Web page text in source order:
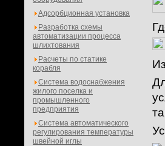
Адсорбционная установка
Разработка схемы
автоматизации процесса
шлихтования
Расчеты по статике
корабля
Система водоснабжения
жилого поселка и
промышленного
предприятия
Система автоматического
регулирования температуры
швейной иглы